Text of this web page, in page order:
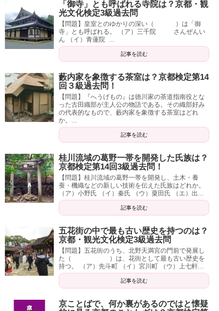
「御寺」とも呼ばれる寺院は？京都・観
光文化検定3級過去問
【問題】皇室とのゆかりの深い（ ）は「御
寺」とも呼ばれる。 （ア）三千院 さんぜんい
ん （イ）青蓮院 ...
記事を読む
藪内家を象徴する茶室は？京都検定第14
回３級過去問！
【問題】『へうげもの』は徳川家の茶道指南役とな
った古田織部が主人公の物語である。その織部好み
の代表的なもので、藪内家を象徴する茶室はどれ
か。...
記事を読む
桂川流域の葛野一帯を開発した氏族は？
京都検定第14回3級過去問！
【問題】桂川流域の葛野一帯を開発し、土木・養
蚕・機織などの新しい技術を伝えた氏族はどれか。
（ア）小野氏 （イ）秦氏 （ウ）粟田氏 （エ）出...
記事を読む
五花街の中で最も古い歴史を持つのは？
京都・観光文化検定3級過去問
【問題】五花街のうち、北野天満宮の門前で発展し
た（ ）は、花街として最も古い歴史を
持つ。 （ア）先斗町 （イ）宮川町 （ウ）上七軒...
記事を読む
京ことばで、何か裏があるのではと懐疑